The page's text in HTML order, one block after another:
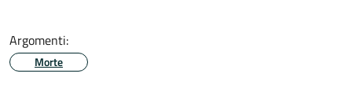
Argomenti:
Morte